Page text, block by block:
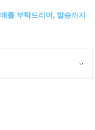
를 부탁드리며, 발송까지